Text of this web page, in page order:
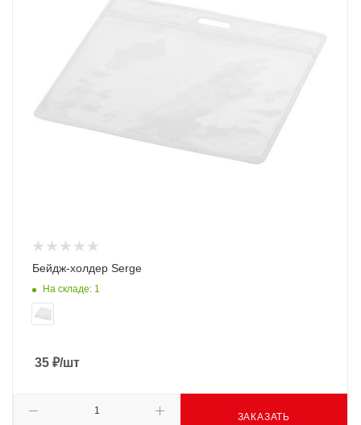
Бейдж-холдер Serge
На складе: 1
35 ₽/шт
ЗАКАЗАТЬ